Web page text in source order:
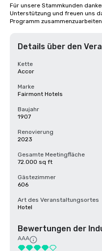
Für unsere Stammkunden
Unterstützung und freuen uns
Programm
Details über den
Kette
Accor
Marke
Fairmont Hotels
Baujahr
1907
Renovierung
2023
Gesamte Meetingfläche
72.000 sq ft
Gästezimmer
606
Art des Veranstaltungsortes
Hotel
Bewertungen der
AAA